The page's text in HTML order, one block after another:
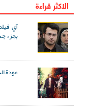
الاكثر قراءة
آي
بجزء
عودة